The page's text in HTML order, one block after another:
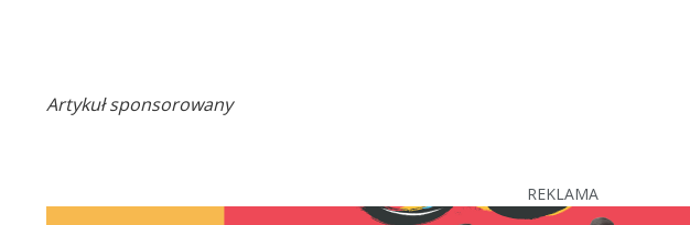
Artykuł sponsorowany
REKLAMA